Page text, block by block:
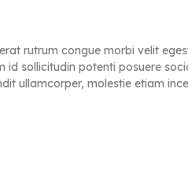
rutrum congue morbi velit
sollicitudin potenti posuere
ullamcorper, molestie etiam